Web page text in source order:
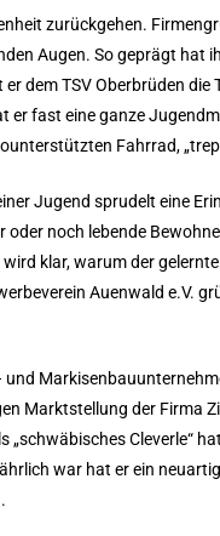
zurückgehen.
Augen. So geprägt
dem TSV Oberbrüden
er fast eine ganze
Fahrrad,
Jugend sprudelt eine
noch lebende
klar, warum der
Auenwald e.V.
Marktstellung der Firma
Cleverle“
war hat er ein